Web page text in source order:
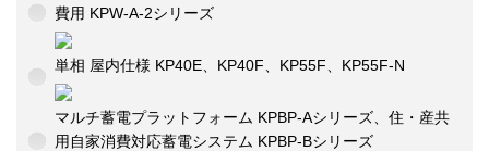
費用 KPW-A-2シリーズ
単相 屋内仕様 KP40E、KP40F、KP55F、KP55F-N
マルチ蓄電プラットフォーム KPBP-Aシリーズ、住・産共
用自家消費対応蓄電システム KPBP-Bシリーズ